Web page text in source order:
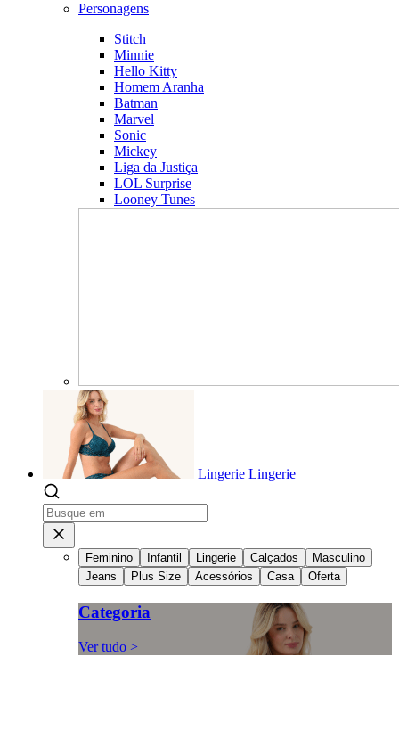
Personagens
Stitch
Minnie
Hello Kitty
Homem Aranha
Batman
Marvel
Sonic
Mickey
Liga da Justiça
LOL Surprise
Looney Tunes
Lingerie Lingerie
Feminino Infantil Lingerie Calçados
Masculino
Jeans
Plus Size Acessórios Casa Oferta
Categoria
Ver tudo >